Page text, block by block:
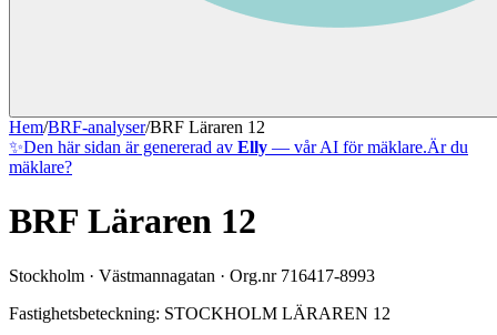
Hem/BRF-analyser/BRF Läraren 12
✨Den här sidan är genererad av Elly — vår AI för mäklare.Är du
mäklare?
BRF Läraren 12
Stockholm · Västmannagatan · Org.nr 716417-8993
Fastighetsbeteckning: STOCKHOLM LÄRAREN 12